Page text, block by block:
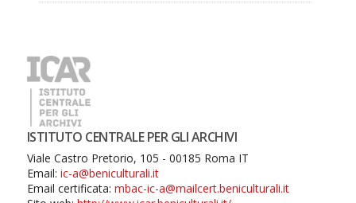
ISTITUTO CENTRALE PER GLI ARCHIVI
Viale Castro Pretorio, 105 - 00185 Roma IT
Email: ic-a@beniculturali.it
Email certificata: mbac-ic-a@mailcert.beniculturali.it